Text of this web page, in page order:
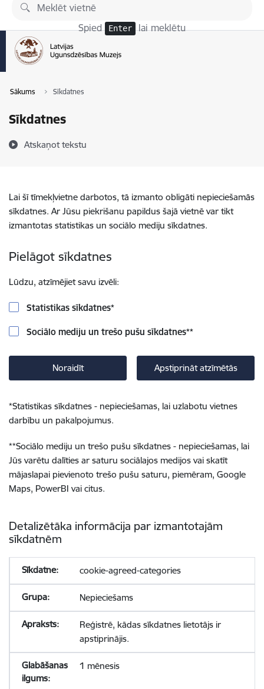
Pāriet uz lapas saturu
Spied Enter lai meklētu
Sākums Sīkdatnes
Sīkdatnes
Atskaņot tekstu
Lai šī tīmekļvietne darbotos, tā izmanto obligāti nepieciešamās
sīkdatnes. Ar Jūsu piekrišanu papildus šajā vietnē var tikt
izmantotas statistikas un sociālo mediju sīkdatnes.
Pielāgot sīkdatnes
Lūdzu, atzīmējiet savu izvēli:
Statistikas sīkdatnes*
Sociālo mediju un trešo pušu sīkdatnes**
Noraidīt Apstiprināt atzīmētās
*Statistikas sīkdatnes - nepieciešamas, lai uzlabotu vietnes
darbību un pakalpojumus.
**Sociālo mediju un trešo pušu sīkdatnes - nepieciešamas, lai
Jūs varētu dalīties ar saturu sociālajos medijos vai skatīt
mājaslapai pievienoto trešo pušu saturu, piemēram, Google
Maps, PowerBI vai citus.
Detalizētāka informācija par izmantotajām
sīkdatnēm
cookie-agreed-categories
Nepieciešams
Reģistrē, kādas sīkdatnes lietotājs ir
apstiprinājis.
1 mēnesis